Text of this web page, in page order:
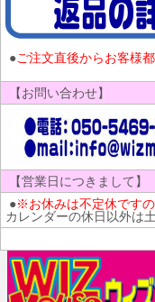
●ご注文直後からお客様
【お問い合わせ】
【営業日につきまして】
●※お休みは不定休です
カレンダーの休日以外は